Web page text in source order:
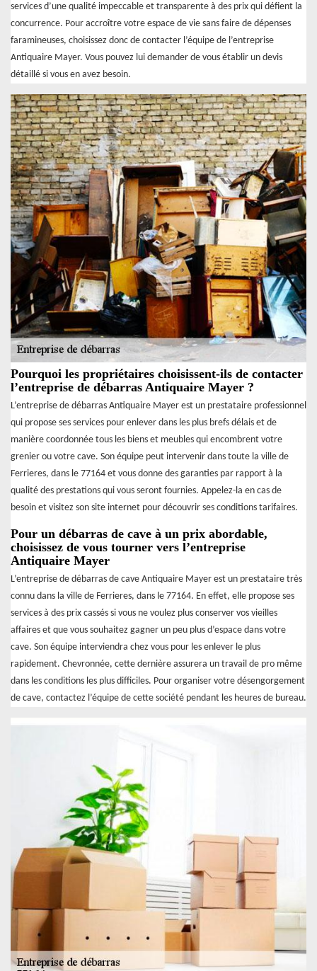
services d’une qualité impeccable et transparente à des prix qui défient la
concurrence. Pour accroître votre espace de vie sans faire de dépenses
faramineuses, choisissez donc de contacter l’équipe de l’entreprise
Antiquaire Mayer. Vous pouvez lui demander de vous établir un devis
détaillé si vous en avez besoin.
Pourquoi les propriétaires choisissent-ils de contacter
l’entreprise de débarras Antiquaire Mayer ?
L’entreprise de débarras Antiquaire Mayer est un prestataire professionnel
qui propose ses services pour enlever dans les plus brefs délais et de
manière coordonnée tous les biens et meubles qui encombrent votre
grenier ou votre cave. Son équipe peut intervenir dans toute la ville de
Ferrieres, dans le 77164 et vous donne des garanties par rapport à la
qualité des prestations qui vous seront fournies. Appelez-la en cas de
besoin et visitez son site internet pour découvrir ses conditions tarifaires.
Pour un débarras de cave à un prix abordable,
choisissez de vous tourner vers l’entreprise
Antiquaire Mayer
L’entreprise de débarras de cave Antiquaire Mayer est un prestataire très
connu dans la ville de Ferrieres, dans le 77164. En effet, elle propose ses
services à des prix cassés si vous ne voulez plus conserver vos vieilles
affaires et que vous souhaitez gagner un peu plus d’espace dans votre
cave. Son équipe interviendra chez vous pour les enlever le plus
rapidement. Chevronnée, cette dernière assurera un travail de pro même
dans les conditions les plus difficiles. Pour organiser votre désengorgement
de cave, contactez l’équipe de cette société pendant les heures de bureau.